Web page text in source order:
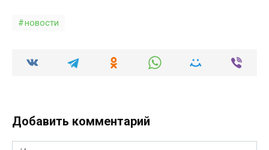
новости
Добавить комментарий
Имя